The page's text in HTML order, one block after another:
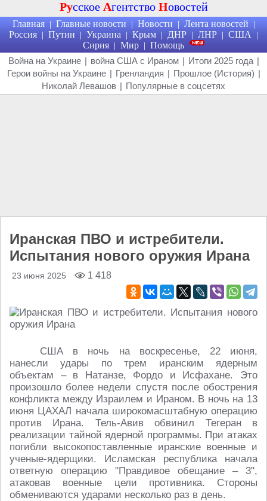
Русское Агентство Новостей
Главная | Главные новости | Новости | Лента новостей |
Россия | Путин | Украина | Крым | ДНР | ЛНР | США |
Сирия | Мир | Помощь
Война на Украине | война США с Ираном | Итоги 2025 года |
Герои войны на Украине | Гренландия | Прошлое (История) |
Николай Левашов | Популярные в соцсетях
Иранская ПВО и истребители.
Испытания нового оружия Ирана
23 июня 2025 1 418
США в ночь на воскресенье, 22 июня,
нанесли удары по трем иранским ядерным
объектам – в Натанзе, Фордо и Исфахане. Это
произошло более недели спустя после обострения
конфликта между Израилем и Ираном. В ночь на 13
июня ЦАХАЛ начала широкомасштабную операцию
против Ирана. Тель-Авив обвинил Тегеран в
реализации тайной ядерной программы. При атаках
погибли высокопоставленные иранские военные и
ученые-ядерщики. Исламская республика начала
ответную операцию "Правдивое обещание – 3",
атаковав военные цели противника. Стороны
обмениваются ударами несколько раз в день.